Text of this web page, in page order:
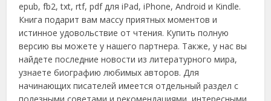
epub, fb2, txt, rtf, pdf для iPad, iPhone, Android и Kindle.
Книга подарит вам массу приятных моментов и
истинное удовольствие от чтения. Купить полную
версию вы можете у нашего партнера. Также, у нас вы
найдете последние новости из литературного мира,
узнаете биографию любимых авторов. Для
начинающих писателей имеется отдельный раздел с